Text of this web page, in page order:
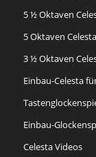
5 ½ Oktaven
5 Oktaven Celesta
3 ½ Oktaven
Einbau-Celesta
Einbau-
Celesta Videos